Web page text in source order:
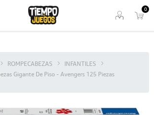
0
ROMPECABEZAS
INFANTILES
Gigante De Piso - Avengers 125 Piezas